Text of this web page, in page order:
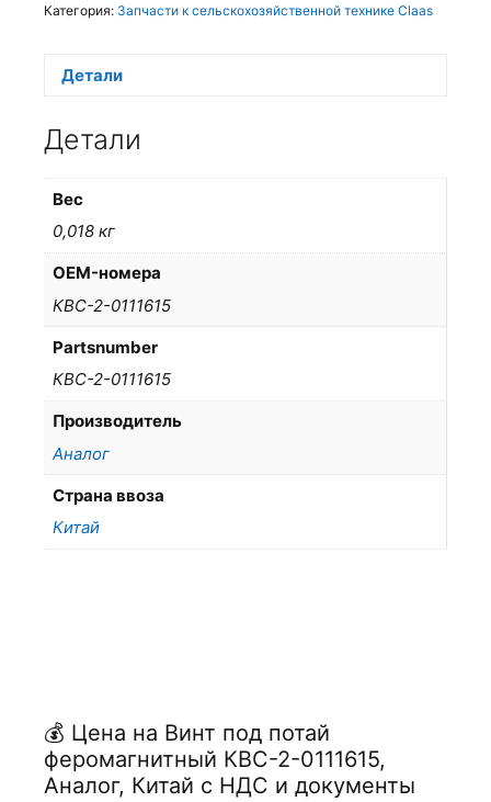
Категория: Запчасти к сельскохозяйственной технике Claas
Детали
Детали
Вес
0,018 кг
OEM-номера
КВС-2-0111615
Partsnumber
КВС-2-0111615
Производитель
Аналог
Страна ввоза
Китай
💰 Цена на Винт под потай
феромагнитный КВС-2-0111615,
Аналог, Китай с НДС и документы